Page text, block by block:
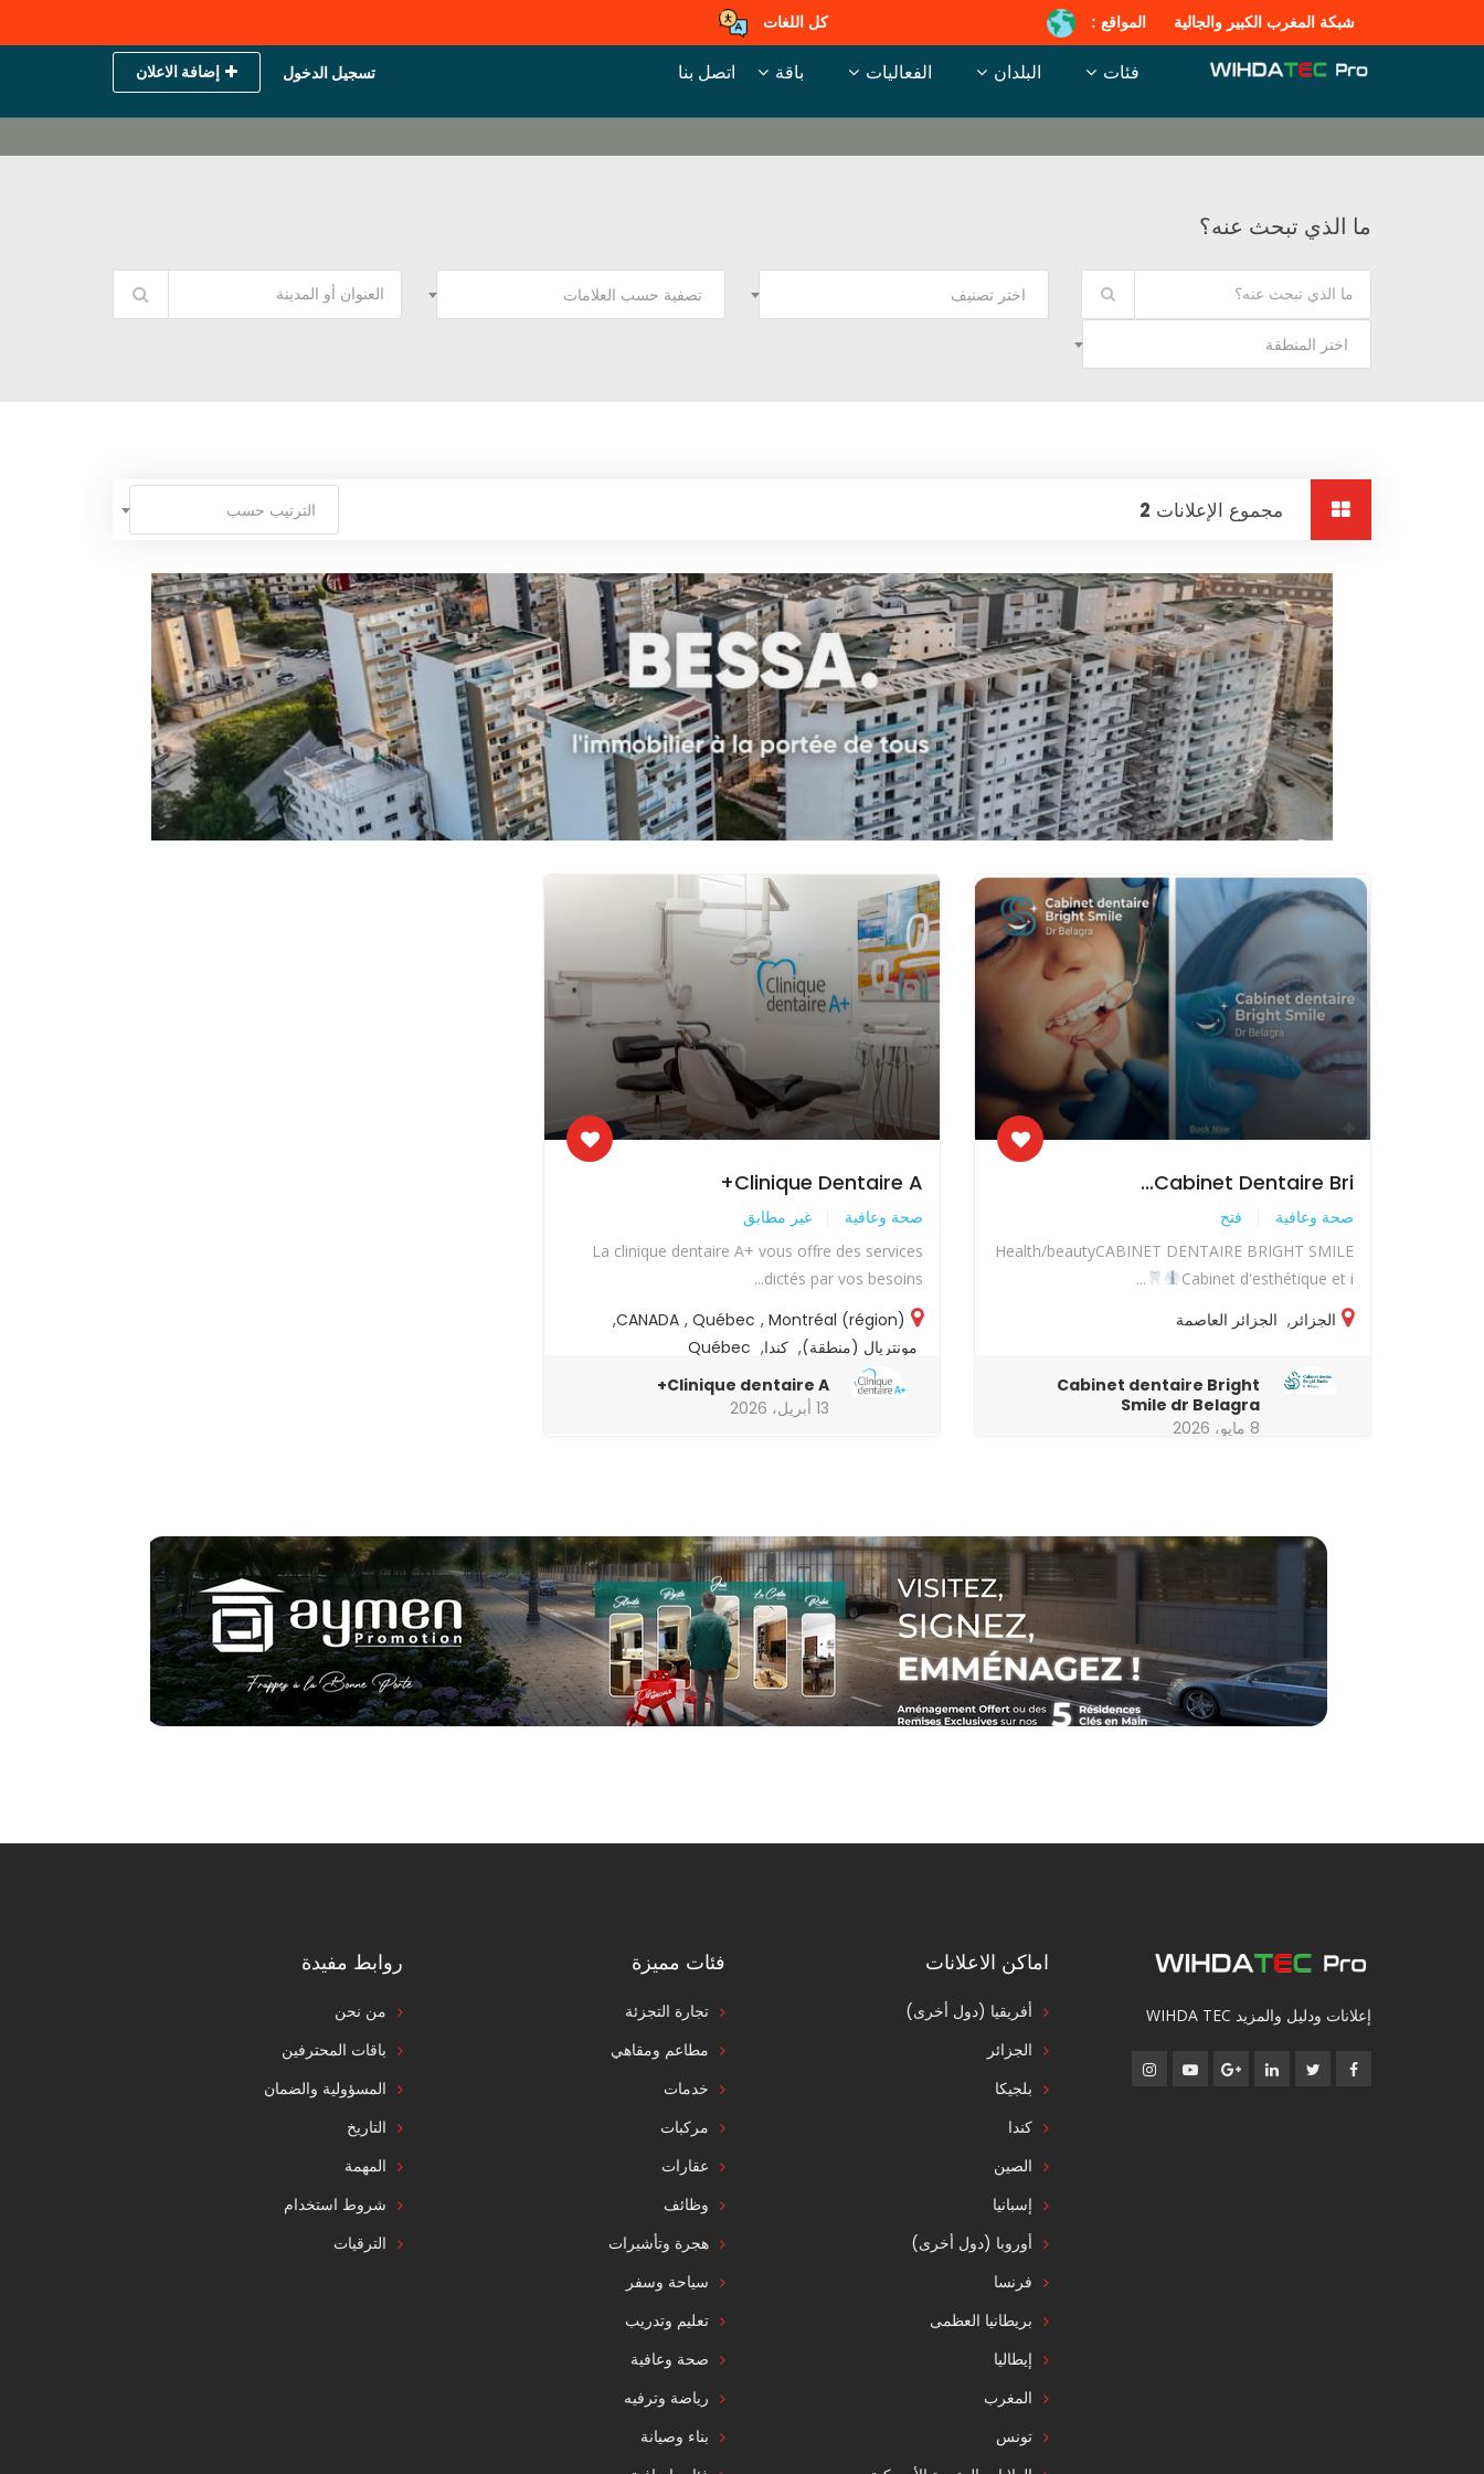
شبكة المغرب الكبير والجالية المواقع : كل اللغات
تسجيل الدخول إضافة الاعلان فئات البلدان الفعاليات باقة اتصل بنا
ما الذي تبحث عنه؟
اختر تصنيف تصفية حسب العلامات
اختر المنطقة
مجموع الإعلانات 2 الترتيب حسب
Cabinet Dentaire Bri...
صحة وعافية فتح
Health/beautyCABINET DENTAIRE BRIGHT SMILE
Cabinet d'esthétique et i...
الجزائر, الجزائر العاصمة
Cabinet dentaire Bright
Smile dr Belagra
8 مايو، 2026
Clinique Dentaire A+
صحة وعافية غير مطابق
La clinique dentaire A+ vous offre des services
dictés par vos besoins...
CANADA , Québec , Montréal (région)
,
مونتريال (منطقة), كندا,
Québec
Clinique dentaire A+
13 أبريل، 2026
إعلانات ودليل والمزيد WIHDA TEC
اماكن الاعلانات
أفريقيا (دول أخرى)
الجزائر
بلجيكا
كندا
الصين
إسبانيا
أوروبا (دول أخرى)
فرنسا
بريطانيا العظمى
إيطاليا
المغرب
تونس
فئات مميزة
تجارة التجزئة
مطاعم ومقاهي
خدمات
مركبات
عقارات
وظائف
هجرة وتأشيرات
سياحة وسفر
تعليم وتدريب
صحة وعافية
رياضة وترفيه
بناء وصيانة
روابط مفيدة
من نحن
باقات المحترفين
المسؤولية والضمان
التاريخ
المهمة
شروط استخدام
الترقيات